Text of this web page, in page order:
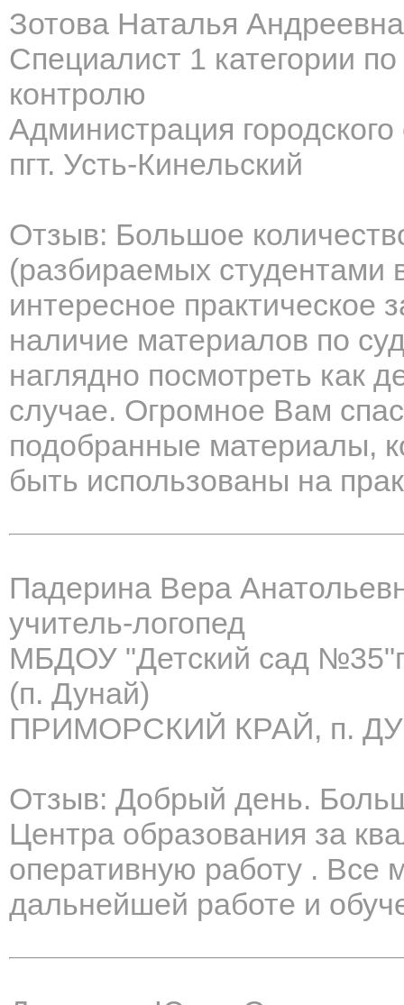
Зотова Наталья Андреевна
Специалист 1 категории
контролю
Администрация городского
пгт. Усть-Кинельский
Отзыв: Большое
(разбираемых студентами
интересное практическое
наличие материалов по
наглядно посмотреть как
случае. Огромное Вам
подобранные материалы,
быть использованы на
Падерина Вера
учитель-логопед
МБДОУ "Детский сад
(п. Дунай)
ПРИМОРСКИЙ КРАЙ, п.
Отзыв: Добрый день.
Центра образования за
оперативную работу . Все
дальнейшей работе и